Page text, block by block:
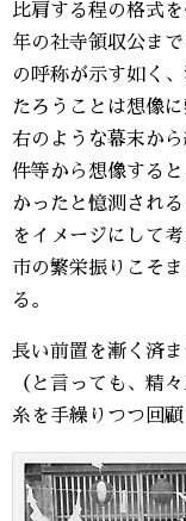
比肩する程の格式
年の社寺領収公ま
の呼称が示す如く
たろうことは想像に
右のような幕末か
件等から想像する
かったと憶測され
をイメージにして
市の繁栄振りこそ
る。
長い前置を漸く済
（と言っても、精
糸を手繰りつつ回顧